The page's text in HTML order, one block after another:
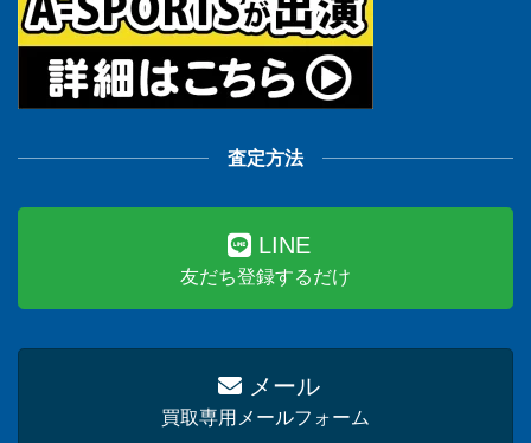
査定方法
LINE
友だち登録するだけ
メール
買取専用メールフォーム